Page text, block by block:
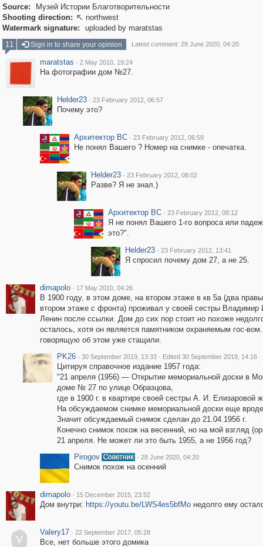
Source:
Музей Истории Благотворительности
Shooting direction:  northwest
Watermark signature:
uploaded by maratstas
11
Sign in to share your opinion Latest comment: 28 June 2020, 04:20
maratstas · 2 May 2010, 19:24
На фотографии дом №27.
Helder23 · 23 February 2012, 06:57
Почему это?
Архитектор ВС · 23 February 2012, 06:59
Не понял Вашего ? Номер на снимке - опечатка.
Helder23 · 23 February 2012, 08:02
Разве? Я не знал.)
Архитектор ВС · 23 February 2012, 08:12
Я не понял Вашего 1-го вопроса или
это?".
Helder23 · 23 February 2012, 13:41
Я спросил почему дом 27, а не 25.
dimapolo · 17 May 2010, 04:26
В 1900 году, в этом доме, на втором этаже в кв 5а (два
втором этаже с фронта) проживал у своей сестры Владимир
Ленин после ссылки. Дом до сих пор стоит но похоже
осталось, хотя он является памятником охраняемым гос-
говорящую об этом уже стащили.
PK26 · 30 September 2019, 13:33 · Edited 30 September 2019, 14:16
Цитируя справочное издание 1957 года:
"21 апреля (1956) — Открытие мемориальной доски в
доме № 27 по улице Образцова,
где в 1900 г. в квартире своей сестры А. И.
На обсуждаемом снимке мемориальной доски еще
Значит обсуждаемый снимок сделан до 21.04.1956 г.
Конечно снимок похож на весенний, но на мой взгляд
21 апреля. Не может ли это быть 1955, а не 1956 год?
Pirogov
· 28 June 2020, 04:20
Снимок похож на осенний
dimapolo · 15 December 2015, 23:52
Дом внутри: https://youtu.be/LWS4es5bfMoнедолго ему
V
Valery17 · 22 September 2017, 05:28
Все, нет больше этого домика